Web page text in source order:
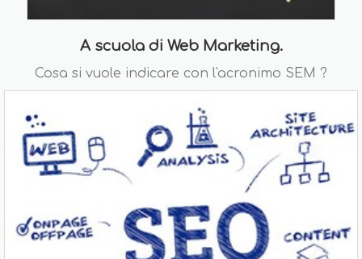
A scuola di Web Marketing.
Cosa si vuole indicare con l'acronimo SEM ?